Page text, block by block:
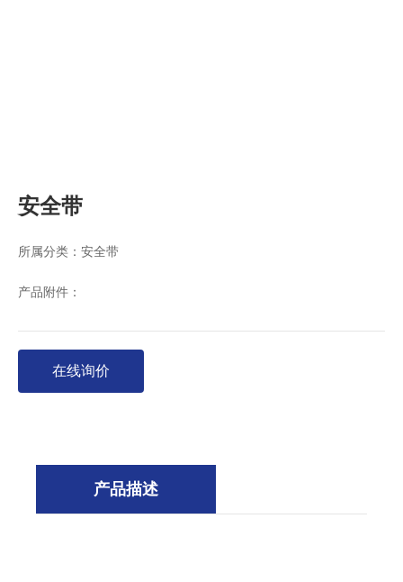
安全带
所属分类： 安全带
产品附件：
在线询价
产品描述